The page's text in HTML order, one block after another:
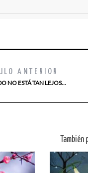
ANTERIOR
NO ESTÁ TAN LEJOS…